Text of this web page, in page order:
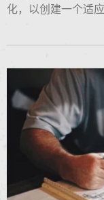
化，以创建一个适